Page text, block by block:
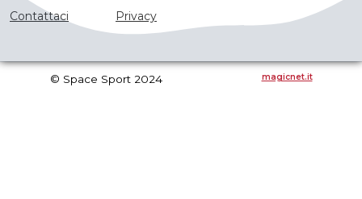
Contattaci
Privacy
© Space Sport 2024 magicnet.it